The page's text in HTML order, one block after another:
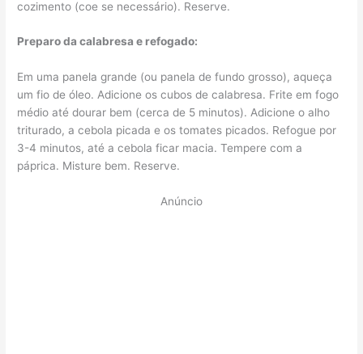
cozimento (coe se necessário). Reserve.
Preparo da calabresa e refogado:
Em uma panela grande (ou panela de fundo grosso), aqueça
um fio de óleo. Adicione os cubos de calabresa. Frite em fogo
médio até dourar bem (cerca de 5 minutos). Adicione o alho
triturado, a cebola picada e os tomates picados. Refogue por
3-4 minutos, até a cebola ficar macia. Tempere com a
páprica. Misture bem. Reserve.
Anúncio